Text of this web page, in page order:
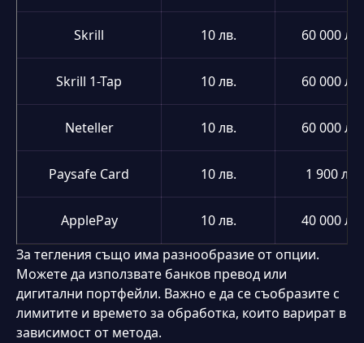
Skrill 10 лв. 60 000 лв.
Skrill 1-Tap 10 лв. 60 000 лв.
Neteller 10 лв. 60 000 лв.
Paysafe Card 10 лв. 1 900 лв.
ApplePay 10 лв.
40 000 лв.
За тегления също има разнообразие от опции.
Можете да използвате банков превод или
дигитални портфейли. Важно е да се съобразите с
лимитите и времето за обработка, които варират в
зависимост от метода.